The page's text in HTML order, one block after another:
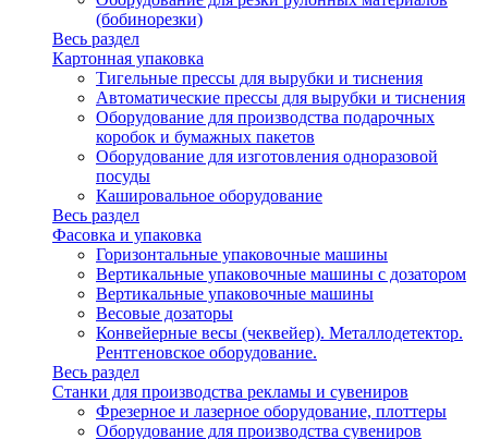
(бобинорезки)
Весь раздел
Картонная упаковка
Тигельные прессы для вырубки и тиснения
Автоматические прессы для вырубки и тиснения
Оборудование для производства подарочных
коробок и бумажных пакетов
Оборудование для изготовления одноразовой
посуды
Кашировальное оборудование
Весь раздел
Фасовка и упаковка
Горизонтальные упаковочные машины
Вертикальные упаковочные машины с дозатором
Вертикальные упаковочные машины
Весовые дозаторы
Конвейерные весы (чеквейер). Металлодетектор.
Рентгеновское оборудование.
Весь раздел
Станки для производства рекламы и сувениров
Фрезерное и лазерное оборудование, плоттеры
Оборудование для производства сувениров